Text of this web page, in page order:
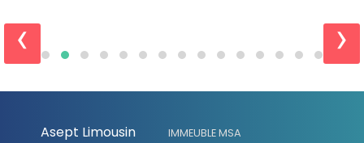
‹ ›
Asept Limousin
IMMEUBLE MSA